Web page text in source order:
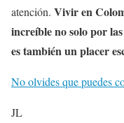
atención. Vivir en
increíble no solo por
es también un placer
No olvides que puedes
JL